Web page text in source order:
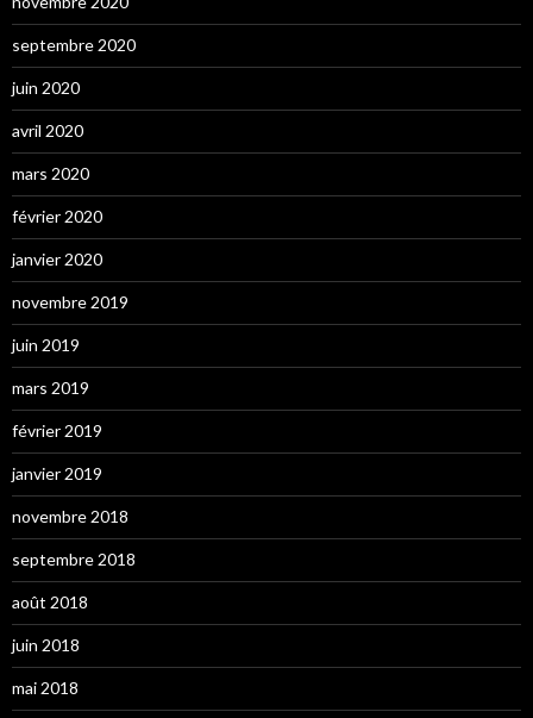
septembre 2020
juin 2020
avril 2020
mars 2020
février 2020
janvier 2020
novembre 2019
juin 2019
mars 2019
février 2019
janvier 2019
novembre 2018
septembre 2018
août 2018
juin 2018
mai 2018